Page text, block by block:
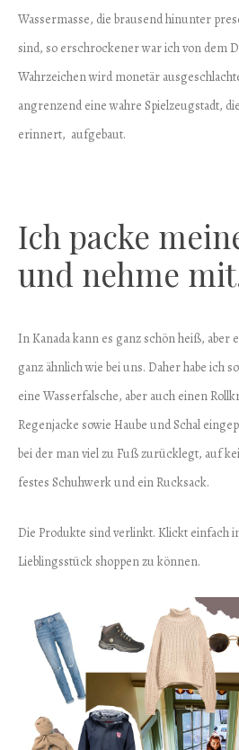
Wassermasse, die brausend hinunter
sind, so erschrockener war ich von dem
Wahrzeichen wird monetär
angrenzend eine wahre Spielzeugstadt,
erinnert, aufgebaut.
Ich packe
und nehme
In Kanada kann es ganz schön heiß, aber
ganz ähnlich wie bei uns. Daher habe ich
eine Wasserfalsche, aber auch einen
Regenjacke sowie Haube und Schal
bei der man viel zu Fuß zurücklegt, auf
festes Schuhwerk und ein Rucksack.
Die Produkte sind verlinkt. Klickt einfach
Lieblingsstück shoppen zu können.